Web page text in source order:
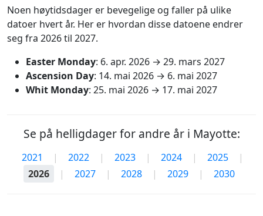
Noen høytidsdager er bevegelige og faller på ulike
datoer hvert år. Her er hvordan disse datoene endrer
seg fra 2026 til 2027.
Easter Monday: 6. apr. 2026 → 29. mars 2027
Ascension Day: 14. mai 2026 → 6. mai 2027
Whit Monday: 25. mai 2026 → 17. mai 2027
Se på helligdager for andre år i Mayotte:
2021 | 2022 | 2023 | 2024 | 2025
|
2026
| 2027 | 2028 | 2029 | 2030